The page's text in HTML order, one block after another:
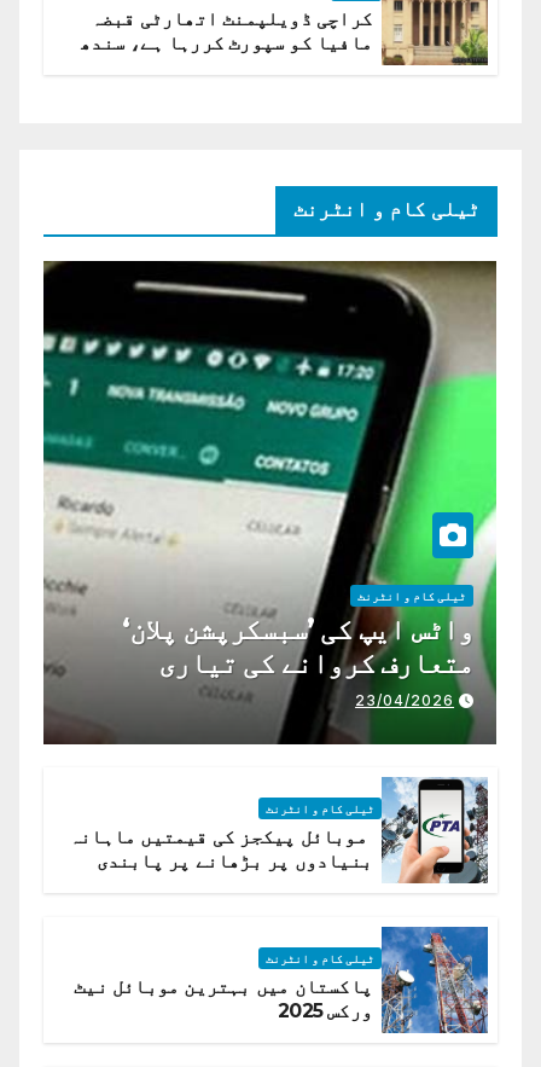
کراچی ڈویلپمنٹ اتھارٹی قبضہ
مافیا کو سپورٹ کررہا ہے، سندھ
ٹیلی کام و انٹرنٹ
ٹیلی کام و انٹرنٹ
واٹس ایپ کی ’سبسکرپشن پلان‘
متعارف کروانے کی تیاری
23/04/2026
ٹیلی کام و انٹرنٹ
موبائل پیکجز کی قیمتیں ماہانہ
بنیادوں پر بڑھانے پر پابندی
ٹیلی کام و انٹرنٹ
پاکستان میں بہترین موبائل نیٹ
ورکس 2025